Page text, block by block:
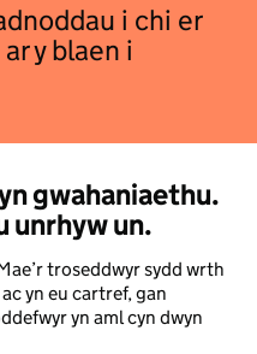
i chi er
y blaen i
gwahaniaethu.
unrhyw un.
troseddwyr sydd wrth
yn eu cartref, gan
yn aml cyn dwyn